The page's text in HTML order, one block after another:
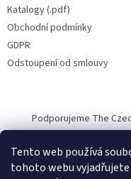
Tento web používá
tohoto webu vyjadřujete
Katalogy (.pdf)
Obchodní podmínky
GDPR
Odstoupení od smlouvy
Podporujeme The